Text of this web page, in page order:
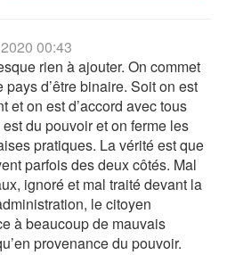
00:43
rien à ajouter. On commet
pays d’être binaire. Soit on est
et on est d’accord avec tous
du pouvoir et on ferme les
pratiques. La vérité est que
parfois des deux côtés. Mal
ignoré et mal traité devant la
le citoyen
à beaucoup de mauvais
provenance du pouvoir.